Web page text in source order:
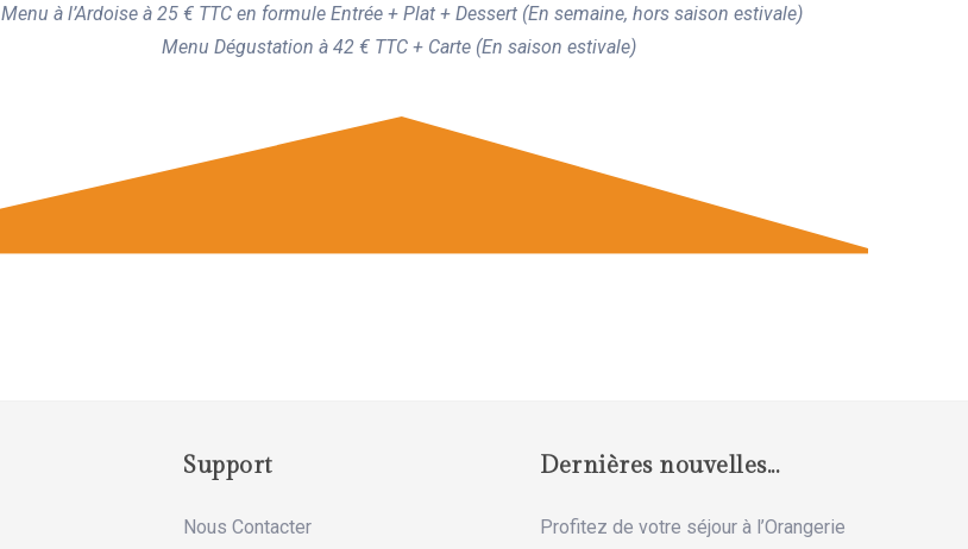
Menu à l’Ardoise à 25 € TTC en formule Entrée + Plat + Dessert (En semaine, hors saison estivale)
Menu Dégustation à 42 € TTC + Carte (En saison estivale)
Support
Nous Contacter
Dernières nouvelles...
Profitez de votre séjour à l’Orangerie